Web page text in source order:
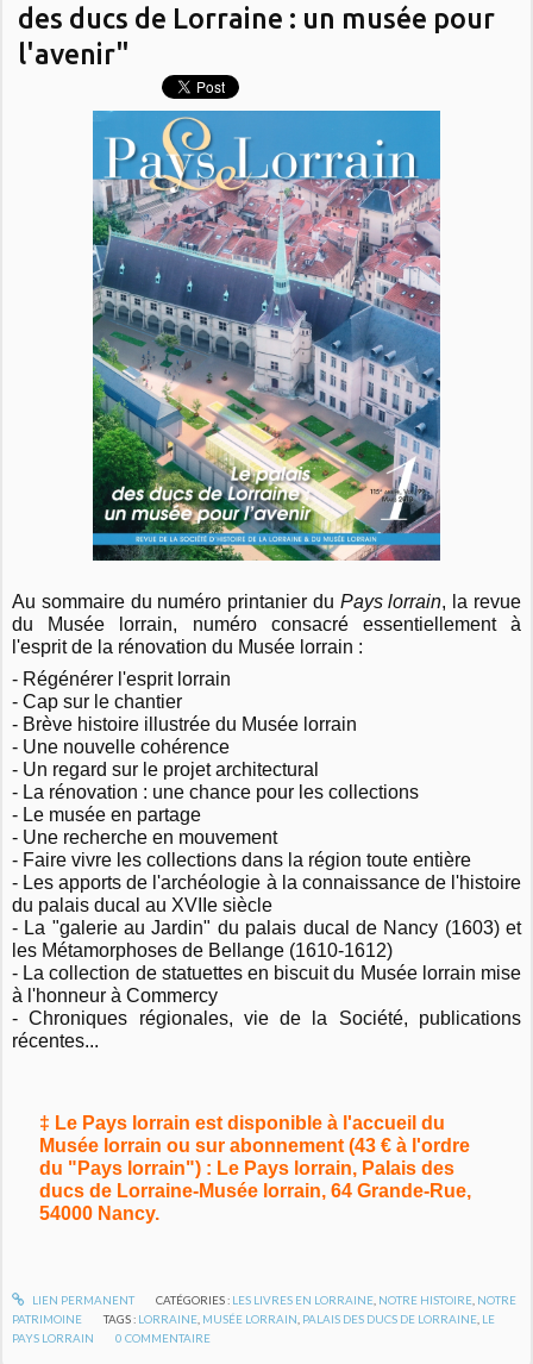
des ducs de Lorraine : un musée pour
l'avenir"
Au sommaire du numéro printanier du Pays lorrain, la revue
du Musée lorrain, numéro consacré essentiellement à
l'esprit de la rénovation du Musée lorrain :
- Régénérer l'esprit lorrain
- Cap sur le chantier
- Brève histoire illustrée du Musée lorrain
- Une nouvelle cohérence
- Un regard sur le projet architectural
- La rénovation : une chance pour les collections
- Le musée en partage
- Une recherche en mouvement
- Faire vivre les collections dans la région toute entière
- Les apports de l'archéologie à la connaissance de l'histoire
du palais ducal au XVIIe siècle
- La "galerie au Jardin" du palais ducal de Nancy (1603) et
les Métamorphoses de Bellange (1610-1612)
- La collection de statuettes en biscuit du Musée lorrain mise
à l'honneur à Commercy
- Chroniques régionales, vie de la Société, publications
récentes...
‡ Le Pays lorrain est disponible à l'accueil du
Musée lorrain ou sur abonnement (43 € à l'ordre
du "Pays lorrain") : Le Pays lorrain, Palais des
ducs de Lorraine-Musée lorrain, 64 Grande-Rue,
54000 Nancy.
LIEN PERMANENT CATÉGORIES : LES LIVRES EN LORRAINE, NOTRE HISTOIRE, NOTRE
PATRIMOINE
TAGS : LORRAINE MUSÉE LORRAIN PALAIS DES DUCS DE LORRAINE LE
PAYS LORRAIN
0 COMMENTAIRE